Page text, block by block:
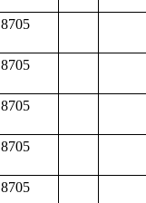
8705
8705
8705
8705
8705